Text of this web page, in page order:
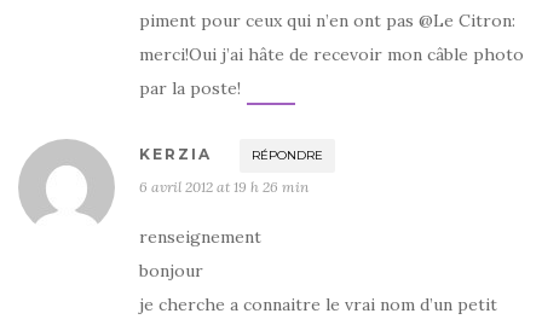
piment pour ceux qui n’en ont pas @Le Citron:
merci!Oui j’ai hâte de recevoir mon câble photo
par la poste!
KERZIA RÉPONDRE
6 avril 2012 at 19 h 26 min
renseignement
bonjour
je cherche a connaitre le vrai nom d’un petit